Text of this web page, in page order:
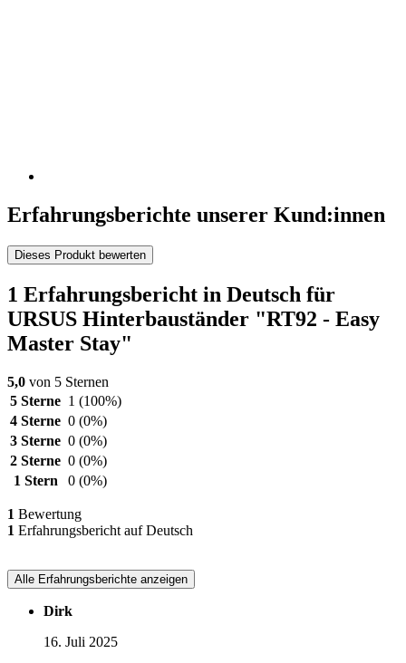
Erfahrungsberichte unserer Kund:innen
Dieses Produkt bewerten
1 Erfahrungsbericht in Deutsch für
URSUS Hinterbauständer "RT92 - Easy
Master Stay"
5,0 von 5 Sternen
5 Sterne 1 (100%)
4 Sterne 0 (0%)
3 Sterne 0 (0%)
2 Sterne 0 (0%)
1 Stern
0 (0%)
1 Bewertung
1 Erfahrungsbericht auf Deutsch
Alle Erfahrungsberichte anzeigen
Dirk
16. Juli 2025